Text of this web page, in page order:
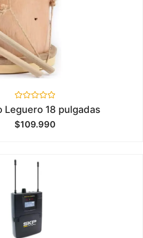
en
0
de
Leguero 18 pulgadas
$109.990